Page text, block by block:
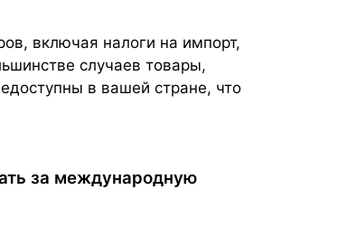
включая налоги на импорт,
случаев товары,
в вашей стране, что
за международную